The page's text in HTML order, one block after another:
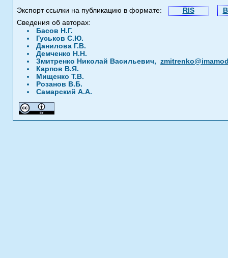
Экспорт ссылки на публикацию в формате:
RIS
Сведения об авторах:
Басов Н.Г.
Гуськов С.Ю.
Данилова Г.В.
Демченко Н.Н.
Змитренко Николай Васильевич,
Карпов В.Я.
Мищенко Т.В.
Розанов В.Б.
Самарский А.А.